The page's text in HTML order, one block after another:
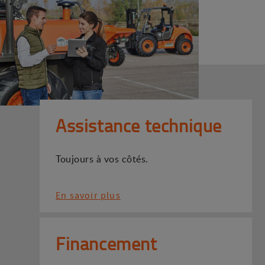
Assistance technique
Toujours à vos côtés.
En savoir plus
Financement